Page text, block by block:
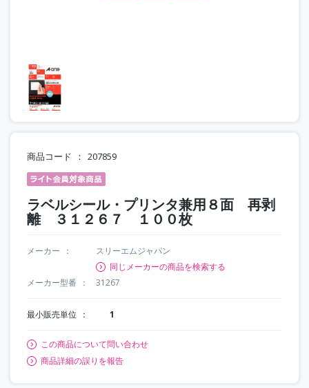
商品コード 207859
ラベルシール・プリンタ兼用８面 再剥
離 ３１２６７ １００枚
メーカー
スリーエムジャパン
同じメーカーの商品を検索する
メーカー型番
31267
最小販売単位 1
この商品について問い合わせ
商品詳細の誤りを報告